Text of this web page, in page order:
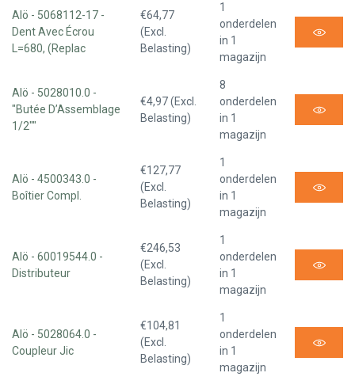
Alö - 5068112-17 -
Dent Avec Écrou
L=680, (Replac
€64,77
(Excl.
Belasting)
1
onderdelen
in 1
magazijn
Alö - 5028010.0 -
"Butée D’Assemblage
1/2""
€4,97 (Excl.
Belasting)
8
onderdelen
in 1
magazijn
Alö - 4500343.0 -
Boîtier Compl.
€127,77
(Excl.
Belasting)
1
onderdelen
in 1
magazijn
Alö - 60019544.0 -
Distributeur
€246,53
(Excl.
Belasting)
1
onderdelen
in 1
magazijn
Alö - 5028064.0 -
Coupleur Jic
€104,81
(Excl.
Belasting)
1
onderdelen
in 1
magazijn